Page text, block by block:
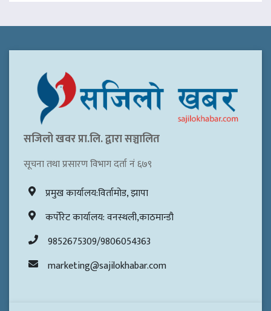
सजिलो खवर प्रा.लि. द्वारा सञ्चालित
सूचना तथा प्रसारण विभाग दर्ता नं ६७९
प्रमुख कार्यालय:विर्तामोड, झापा
कर्पोरेट कार्यालय: वनस्थली,काठमान्डौ
9852675309/9806054363
marketing@sajilokhabar.com